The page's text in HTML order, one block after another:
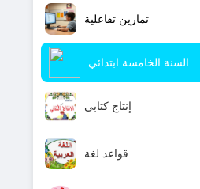
تمارين تفاعلية
السنة الخامسة ابتدائي
إنتاج كتابي
قواعد لغة